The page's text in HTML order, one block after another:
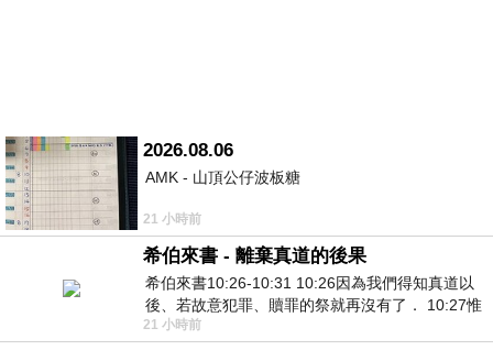
2026.08.06
AMK - 山頂公仔波板糖
21 小時前
希伯來書 - 離棄真道的後果
希伯來書10:26-10:31 10:26因為我們得知真道以
後、若故意犯罪、贖罪的祭就再沒有了． 10:27惟
有戰懼等候審判和那燒滅眾敵人的烈火
21 小時前